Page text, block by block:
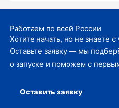
Работаем по всей России
Хотите начать, но не знаете с
Оставьте заявку — мы
о запуске и поможем с
Оставить заявку